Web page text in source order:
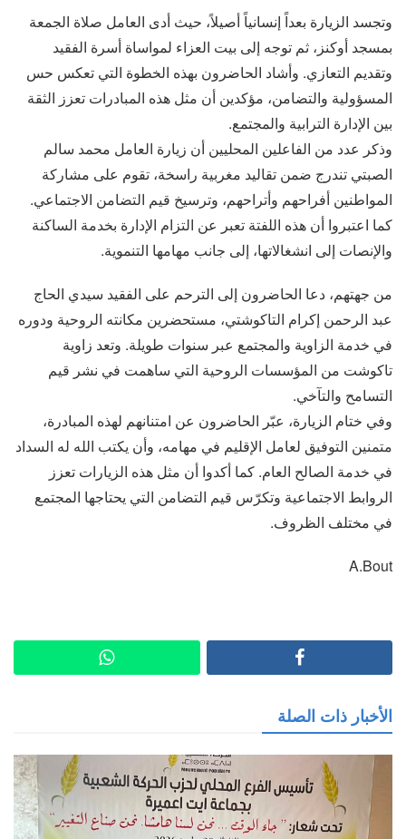
وتجسد الزيارة بعداً إنسانياً أصيلاً، حيث أدى العامل صلاة الجمعة
بمسجد أوكنز، ثم توجه إلى بيت العزاء لمواساة أسرة الفقيد
وتقديم التعازي. وأشاد الحاضرون بهذه الخطوة التي تعكس حس
المسؤولية والتضامن، مؤكدين أن مثل هذه المبادرات تعزز الثقة
بين الإدارة الترابية والمجتمع.
وذكر عدد من الفاعلين المحليين أن زيارة العامل محمد سالم
الصبتي تندرج ضمن تقاليد مغربية راسخة، تقوم على مشاركة
المواطنين أفراحهم وأتراحهم، وترسيخ قيم التضامن الاجتماعي.
كما اعتبروا أن هذه اللفتة تعبر عن التزام الإدارة بخدمة الساكنة
والإنصات إلى انشغالاتها، إلى جانب مهامها التنموية.
من جهتهم، دعا الحاضرون إلى الترحم على الفقيد سيدي الحاج
عبد الرحمن إكرام التاكوشتي، مستحضرين مكانته الروحية ودوره
في خدمة الزاوية والمجتمع عبر سنوات طويلة. وتعد زاوية
تاكوشت من المؤسسات الروحية التي ساهمت في نشر قيم
التسامح والتآخي.
وفي ختام الزيارة، عبّر الحاضرون عن امتنانهم لهذه المبادرة،
متمنين التوفيق لعامل الإقليم في مهامه، وأن يكتب الله له السداد
في خدمة الصالح العام. كما أكدوا أن مثل هذه الزيارات تعزز
الروابط الاجتماعية وتكرّس قيم التضامن التي يحتاجها المجتمع
في مختلف الظروف.
A.Bout
الأخبار ذات الصلة